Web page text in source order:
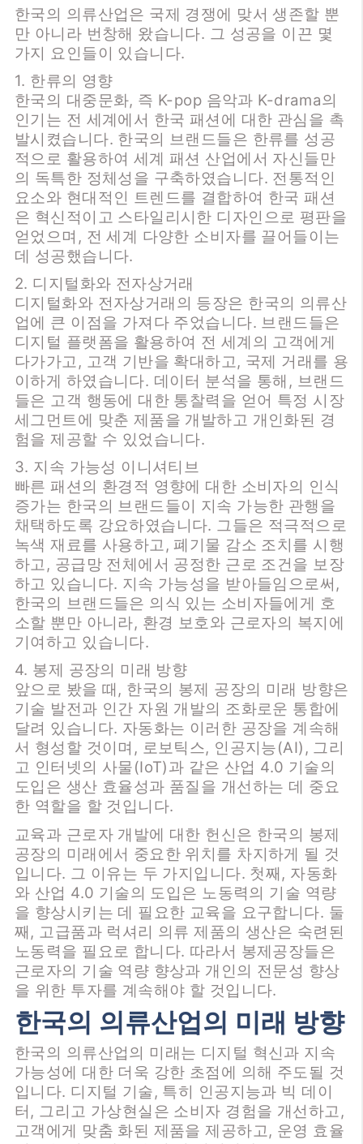
한국의 의류산업은 국제 경쟁에 맞서 생존할 뿐
만 아니라 번창해 왔습니다. 그 성공을 이끈 몇
가지 요인들이 있습니다.
1. 한류의 영향
한국의 대중문화, 즉 K-pop 음악과 K-drama의
인기는 전 세계에서 한국 패션에 대한 관심을 촉
발시켰습니다. 한국의 브랜드들은 한류를 성공
적으로 활용하여 세계 패션 산업에서 자신들만
의 독특한 정체성을 구축하였습니다. 전통적인
요소와 현대적인 트렌드를 결합하여 한국 패션
은 혁신적이고 스타일리시한 디자인으로 평판을
얻었으며, 전 세계 다양한 소비자를 끌어들이는
데 성공했습니다.
2. 디지털화와 전자상거래
디지털화와 전자상거래의 등장은 한국의 의류산
업에 큰 이점을 가져다 주었습니다. 브랜드들은
디지털 플랫폼을 활용하여 전 세계의 고객에게
다가가고, 고객 기반을 확대하고, 국제 거래를 용
이하게 하였습니다. 데이터 분석을 통해, 브랜드
들은 고객 행동에 대한 통찰력을 얻어 특정 시장
세그먼트에 맞춘 제품을 개발하고 개인화된 경
험을 제공할 수 있었습니다.
3. 지속 가능성 이니셔티브
빠른 패션의 환경적 영향에 대한 소비자의 인식
증가는 한국의 브랜드들이 지속 가능한 관행을
채택하도록 강요하였습니다. 그들은 적극적으로
녹색 재료를 사용하고, 폐기물 감소 조치를 시행
하고, 공급망 전체에서 공정한 근로 조건을 보장
하고 있습니다. 지속 가능성을 받아들임으로써,
한국의 브랜드들은 의식 있는 소비자들에게 호
소할 뿐만 아니라, 환경 보호와 근로자의 복지에
기여하고 있습니다.
4. 봉제 공장의 미래 방향
앞으로 봤을 때, 한국의 봉제 공장의 미래 방향은
기술 발전과 인간 자원 개발의 조화로운 통합에
달려 있습니다. 자동화는 이러한 공장을 계속해
서 형성할 것이며, 로보틱스, 인공지능(AI), 그리
고 인터넷의 사물(IoT)과 같은 산업 4.0 기술의
도입은 생산 효율성과 품질을 개선하는 데 중요
한 역할을 할 것입니다.
교육과 근로자 개발에 대한 헌신은 한국의 봉제
공장의 미래에서 중요한 위치를 차지하게 될 것
입니다. 그 이유는 두 가지입니다. 첫째, 자동화
와 산업 4.0 기술의 도입은 노동력의 기술 역량
을 향상시키는 데 필요한 교육을 요구합니다. 둘
째, 고급품과 럭셔리 의류 제품의 생산은 숙련된
노동력을 필요로 합니다. 따라서 봉제공장들은
근로자의 기술 역량 향상과 개인의 전문성 향상
을 위한 투자를 계속해야 할 것입니다.
한국의 의류산업의 미래 방향
한국의 의류산업의 미래는 디지털 혁신과 지속
가능성에 대한 더욱 강한 초점에 의해 주도될 것
입니다. 디지털 기술, 특히 인공지능과 빅 데이
터, 그리고 가상현실은 소비자 경험을 개선하고,
고객에게 맞춤 화된 제품을 제공하고, 운영 효율